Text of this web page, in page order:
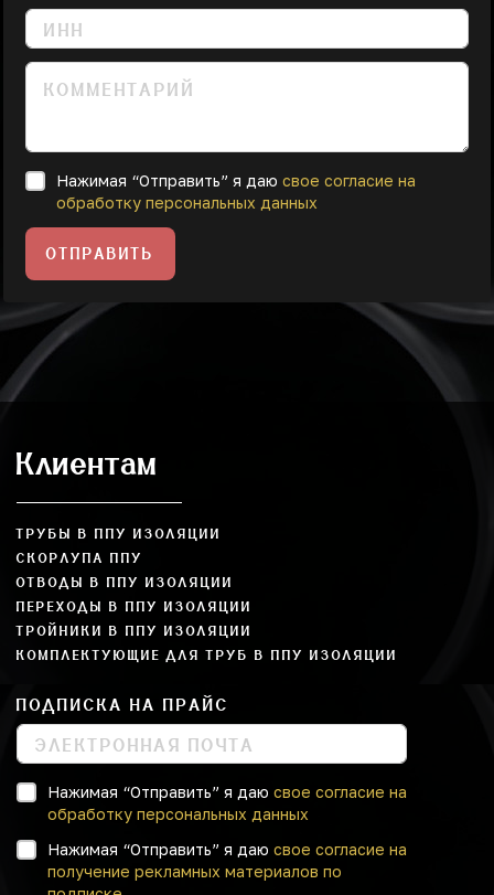
Нажимая “Отправить” я даю свое согласие на
обработку персональных данных
ОТПРАВИТЬ
Клиентам
ТРУБЫ В ППУ ИЗОЛЯЦИИ
СКОРЛУПА ППУ
ОТВОДЫ В ППУ ИЗОЛЯЦИИ
ПЕРЕХОДЫ В ППУ ИЗОЛЯЦИИ
ТРОЙНИКИ В ППУ ИЗОЛЯЦИИ
КОМПЛЕКТУЮЩИЕ ДЛЯ ТРУБ В ППУ ИЗОЛЯЦИИ
ПОДПИСКА НА ПРАЙС
Нажимая “Отправить” я даю свое согласие на
обработку персональных данных
Нажимая “Отправить” я даю свое согласие на
получение рекламных материалов по